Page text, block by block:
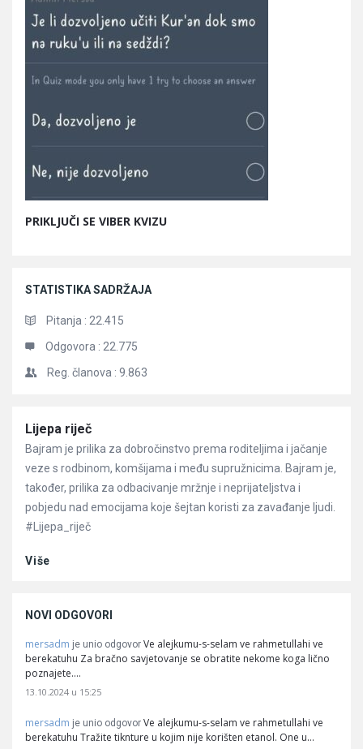
PRIKLJUČI SE VIBER KVIZU
STATISTIKA SADRŽAJA
Pitanja : 22.415
Odgovora : 22.775
Reg. članova : 9.863
Članci
Lijepa riječ
Bajram je prilika za dobročinstvo prema roditeljima i jačanje
veze s rodbinom, komšijama i među supružnicima. Bajram je,
također, prilika za odbacivanje mržnje i neprijateljstva i
pobjedu nad emocijama koje šejtan koristi za zavađanje ljudi.
#Lijepa_riječ
Više
NOVI ODGOVORI
mersadm je unio odgovor Ve alejkumu-s-selam ve rahmetullahi ve
berekatuhu Za bračno savjetovanje se obratite nekome koga lično
poznajete.…
13.10.2024 u 15:25
mersadm je unio odgovor Ve alejkumu-s-selam ve rahmetullahi ve
berekatuhu Tražite tiknture u kojim nije korišten etanol. One u…